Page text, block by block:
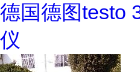
德国德图testo
仪